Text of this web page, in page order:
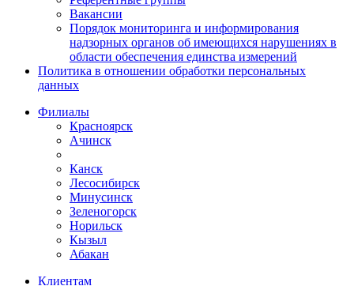
Вакансии
Порядок мониторинга и информирования
надзорных органов об имеющихся нарушениях в
области обеспечения единства измерений
Политика в отношении обработки персональных
данных
Филиалы
Красноярск
Ачинск
Канск
Лесосибирск
Минусинск
Зеленогорск
Норильск
Кызыл
Абакан
Клиентам